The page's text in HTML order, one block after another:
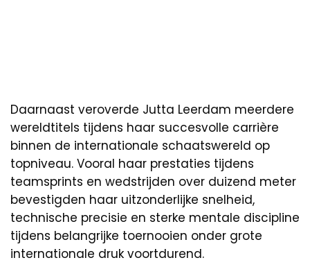
Daarnaast veroverde Jutta Leerdam meerdere
wereldtitels tijdens haar succesvolle carrière
binnen de internationale schaatswereld op
topniveau. Vooral haar prestaties tijdens
teamsprints en wedstrijden over duizend meter
bevestigden haar uitzonderlijke snelheid,
technische precisie en sterke mentale discipline
tijdens belangrijke toernooien onder grote
internationale druk voortdurend.